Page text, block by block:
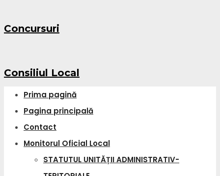
Concursuri
Consiliul Local
Prima pagină
Pagina principală
Contact
Monitorul Oficial Local
STATUTUL UNITĂȚII ADMINISTRATIV-